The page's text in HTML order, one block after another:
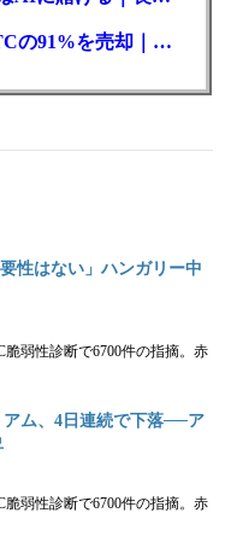
マイニング大手MARA、採掘BTCの91%を売却｜純損失6億ドル
性はない」ハンガリー中
脆弱性診断で6700件の指摘。赤
ム、4日連続で下落──ア
脆弱性診断で6700件の指摘。赤